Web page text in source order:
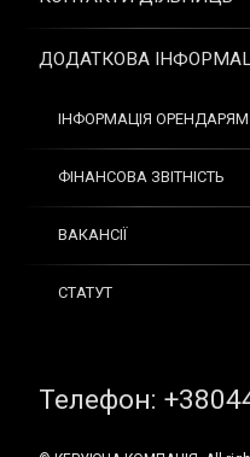
ДОДАТКОВА
ІНФОРМАЦІЯ ОРЕНДАРЯМ
ФІНАНСОВА ЗВІТНІСТЬ
ВАКАНСІЇ
СТАТУТ
Tel:
Телефон: